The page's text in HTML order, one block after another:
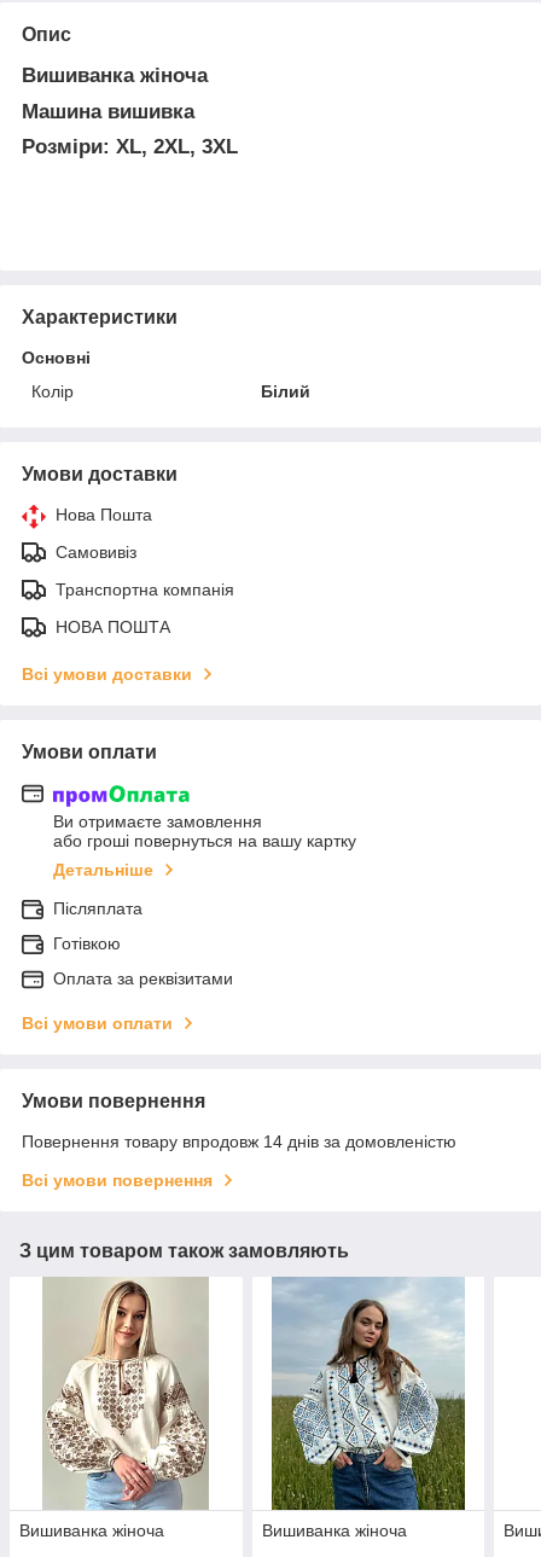
Опис
Вишиванка жіноча
Машина вишивка
Розміри: XL, 2XL, 3XL
Характеристики
Основні
Колір
Білий
Умови доставки
Нова Пошта
Самовивіз
Транспортна компанія
НОВА ПОШТА
Всі умови доставки
Умови оплати
Ви отримаєте замовлення
або гроші повернуться на вашу картку
Детальніше
Післяплата
Готівкою
Оплата за реквізитами
Всі умови оплати
Умови повернення
Повернення товару впродовж 14 днів за домовленістю
Всі умови повернення
З цим товаром також замовляють
Вишиванка жіноча Вишиванка жіноча